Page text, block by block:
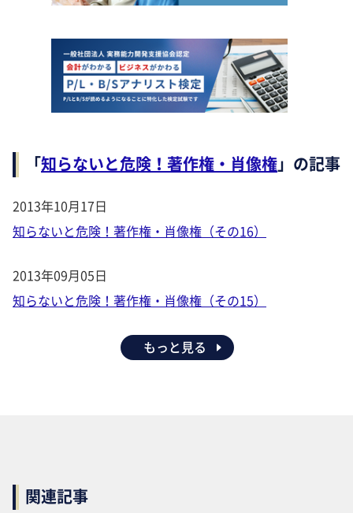
「知らないと危険！著作権・肖像権」の記事
2013年10月17日
知らないと危険！著作権・肖像権（その16）
2013年09月05日
知らないと危険！著作権・肖像権（その15）
もっと見る
関連記事